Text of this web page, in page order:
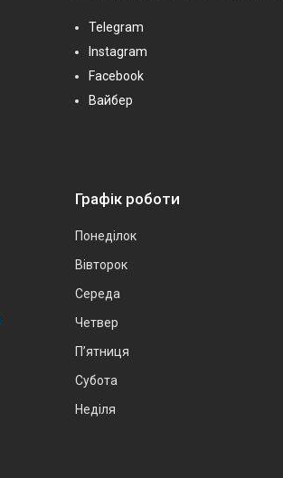
Telegram
Instagram
Facebook
Вайбер
Графік роботи
Понеділок
Вівторок
Середа
Четвер
Пʼятниця
Субота
Неділя